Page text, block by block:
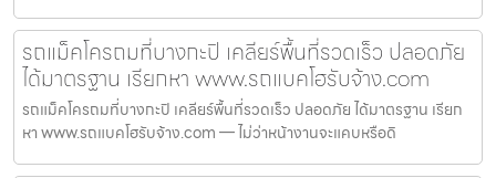
รถแม็คโครถมที่บางกะปิ เคลียร์พื้นที่รวดเร็ว ปลอดภัย
ได้มาตรฐาน เรียกหา www.รถแบคโฮรับจ้าง.com
รถแม็คโครถมที่บางกะปิ เคลียร์พื้นที่รวดเร็ว ปลอดภัย ได้มาตรฐาน เรียก
หา www.รถแบคโฮรับจ้าง.com — ไม่ว่าหน้างานจะแคบหรือดิ